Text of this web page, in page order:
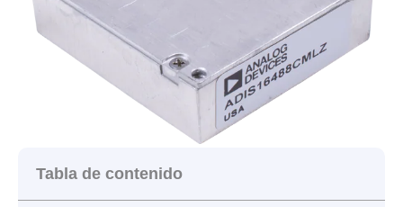
Tabla de contenido